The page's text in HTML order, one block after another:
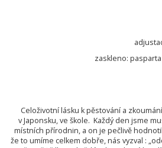
zaskleno: pasparta
Celoživotní lásku k pěstování a
v Japonsku, ve škole. Každý den jsme
místních přírodnin, a on je pečlivě
že to umíme celkem dobře, nás vyzval :